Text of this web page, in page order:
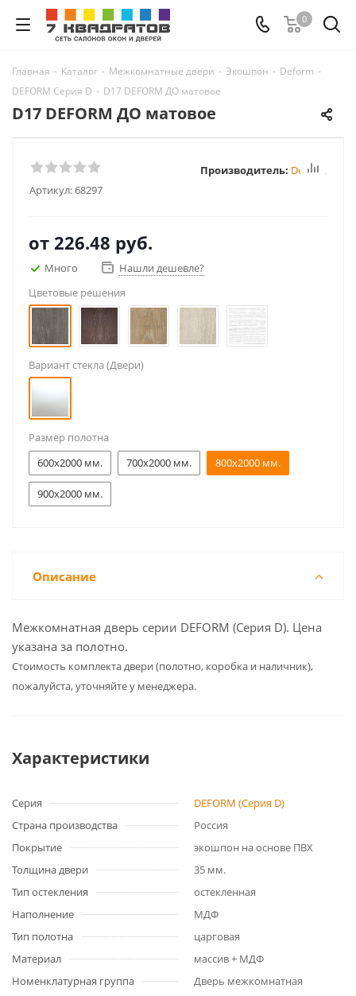
0
Главная - Каталог - Межкомнатные двери - Экошпон - Deform -
DEFORM Серия D - D17 DEFORM ДО матовое
D17 DEFORM ДО матовое
Артикул:68297
Производитель: Deform
от 226.48 руб.
Много
Нашли дешевле?
Цветовые решения
Вариант стекла (Двери)
Размер полотна
600x2000 мм.
700x2000 мм. 800x2000 мм.
900x2000 мм.
Описание
Межкомнатная дверь серии DEFORM (Серия D). Цена
указана за полотно.
Cтоимость комплекта двери (полотно, коробка и наличник),
пожалуйста, уточняйте у менеджера.
Характеристики
Серия
DEFORM (Серия D)
Страна производства
Россия
Покрытие
экошпон на основе ПВХ
Толщина двери
35 мм.
Тип остекления
остекленная
Наполнение
МДФ
Тип полотна
царговая
Материал
массив + МДФ
Номенклатурная группа
Дверь межкомнатная